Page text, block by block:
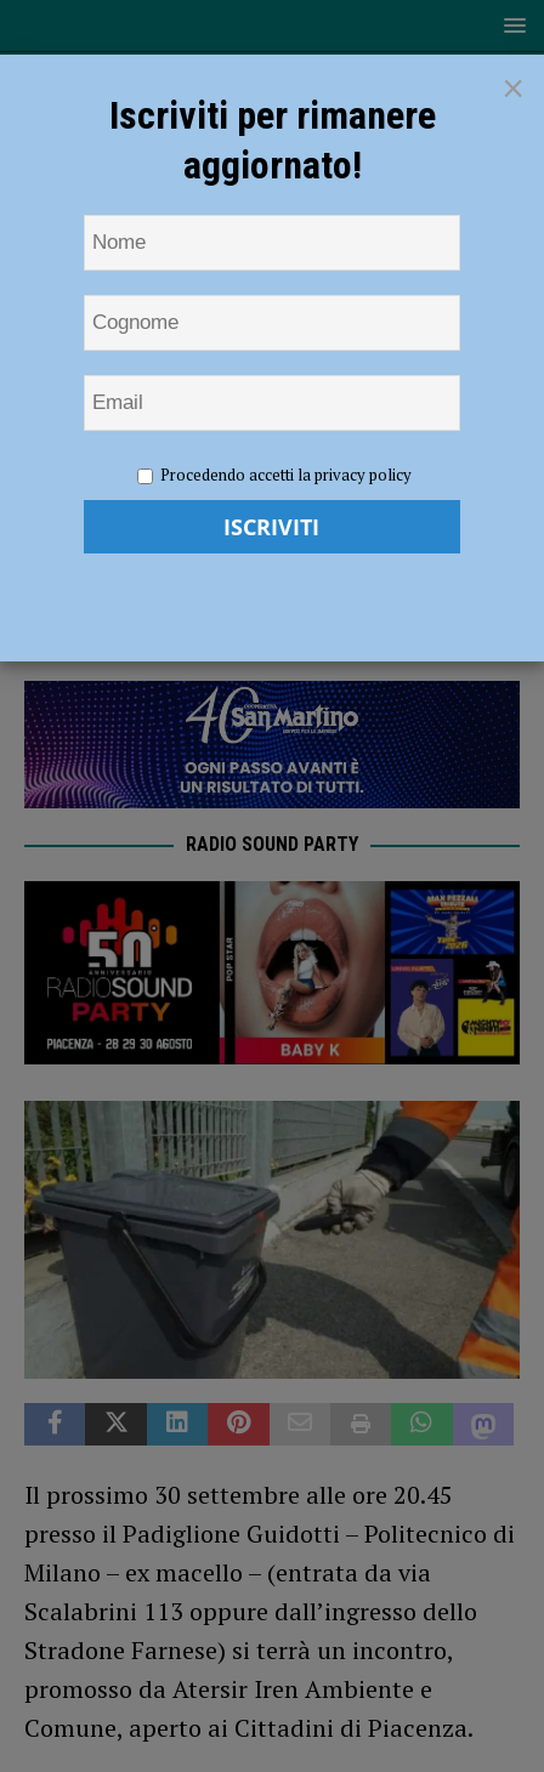
30 settembre incontro informativo per tutti i cittadini
Raccolta dei rifiuti, il 30 settembre
RADIO SOUND PARTY
Il prossimo 30 settembre alle ore 20.45
presso il Padiglione Guidotti – Politecnico di
Milano – ex macello – (entrata da via
Scalabrini 113 oppure dall’ingresso dello
Stradone Farnese) si terrà un incontro,
promosso da Atersir Iren Ambiente e
Comune, aperto ai Cittadini di Piacenza.
×
Iscriviti per rimanere
aggiornato!
Procedendo accetti la privacy policy